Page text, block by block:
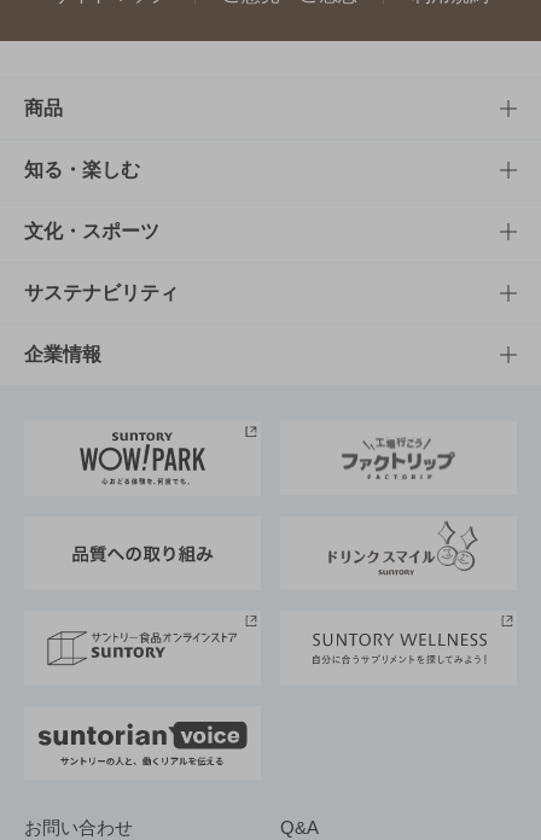
商品
商品TOP
商品一覧
商品発売情報
栄養成分一覧
知る・楽しむ
知る・楽しむTOP
キャンペーン
工場見学
地域情報
文化・スポーツ
文化・スポーツTOP
サントリーホール
サントリーサンバーズ大阪
サステナビリティ
サステナビリティTOP
サントリーが考えるサステナビリティ経営
企業情報
企業概要
採用情報
お問い合わせ Q&A